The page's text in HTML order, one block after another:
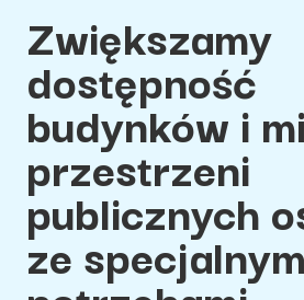
Zwiększamy
dostępność
budynków i
przestrzeni
publicznych
ze